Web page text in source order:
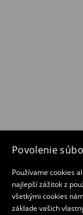
Povolenie
Používame cookies
najlepší zážitok z
všetkými cookies
základe vašich